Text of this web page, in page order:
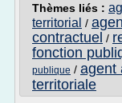
Thèmes liés :
territorial /
contractuel /
fonction
publique / agent
territoriale